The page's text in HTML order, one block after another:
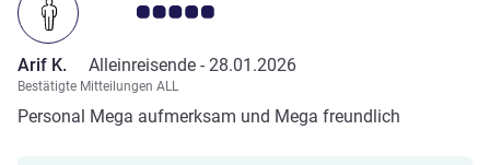
Note Kundenmeinungen 5.0/5
Arif K. Alleinreisende - 28.01.2026
Bestätigte Mitteilungen ALL
Personal Mega aufmerksam und Mega freundlich